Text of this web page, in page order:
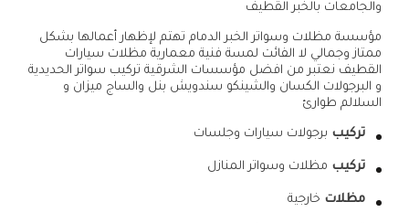
والجامعات بالخبر القطيف
مؤسسة مظلات وسواتر الخبر الدمام تهتم لإظهار أعمالها بشكل
ممتاز وجمالي لا الفائت لمسة فنية معمارية مظلات سيارات
القطيف نعتبر من افضل مؤسسات الشرقية تركيب سواتر الحديدية
و البرجولات الكسان والشينكو سندويش بنل والساج ميزان و
السلالم طوارئ
تركيب برجولات سيارات وجلسات
تركيب مظلات وسواتر المنازل
مظلات خارجية